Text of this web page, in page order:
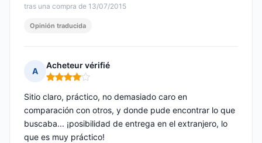
tras una compra de 13/07/2015
Opinión traducida
A
Acheteur vérifié
Nota: 4 de 5
Sitio claro, práctico, no demasiado caro en
comparación con otros, y donde pude encontrar lo que
buscaba... ¡posibilidad de entrega en el extranjero, lo
que es muy práctico!